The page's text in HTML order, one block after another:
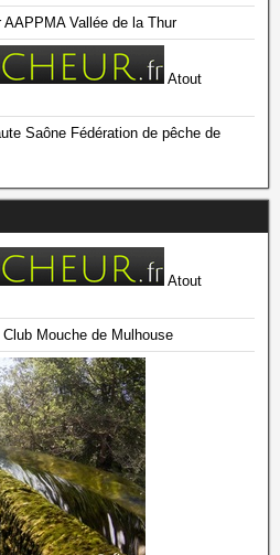
AAPPMA Vallée de la Thur
Atout
Fédération de pêche de
Atout
Club Mouche de Mulhouse